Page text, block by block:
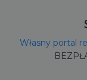
Własny portal